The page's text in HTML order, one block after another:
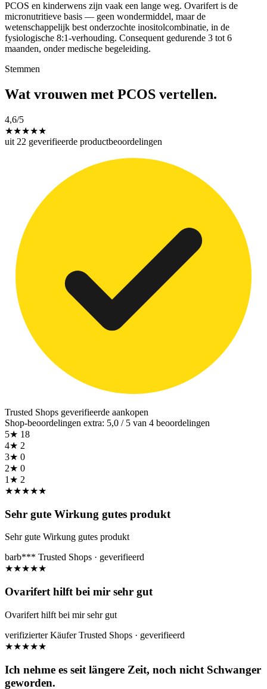
PCOS en kinderwens zijn vaak een lange weg. Ovarifert is de
micronutritieve basis — geen wondermiddel, maar de
wetenschappelijk best onderzochte inositolcombinatie, in de
fysiologische 8:1-verhouding. Consequent gedurende 3 tot 6
maanden, onder medische begeleiding.
Stemmen
Wat vrouwen met PCOS vertellen.
4,6/5
★★★★★
uit 22 geverifieerde productbeoordelingen
Trusted Shops geverifieerde aankopen
Shop-beoordelingen extra: 5,0 / 5 van 4 beoordelingen
5★ 18
4★ 2
3★ 0
2★ 0
1★ 2
★★★★★
Sehr gute Wirkung gutes produkt
Sehr gute Wirkung gutes produkt
barb*** Trusted Shops · geverifieerd
★★★★★
Ovarifert hilft bei mir sehr gut
Ovarifert hilft bei mir sehr gut
verifizierter Käufer Trusted Shops · geverifieerd
★★★★★
Ich nehme es seit längere Zeit, noch nicht Schwanger
geworden.